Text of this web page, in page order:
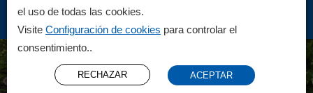
el uso de todas las cookies.
Visite Configuración de cookies para controlar el
consentimiento..
RECHAZAR ACEPTAR